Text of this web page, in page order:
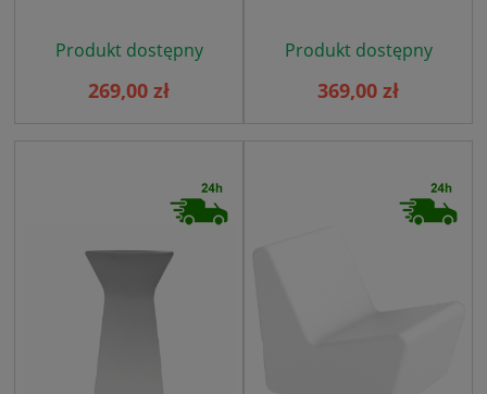
Produkt dostępny
269,00 zł
Produkt dostępny
369,00 zł